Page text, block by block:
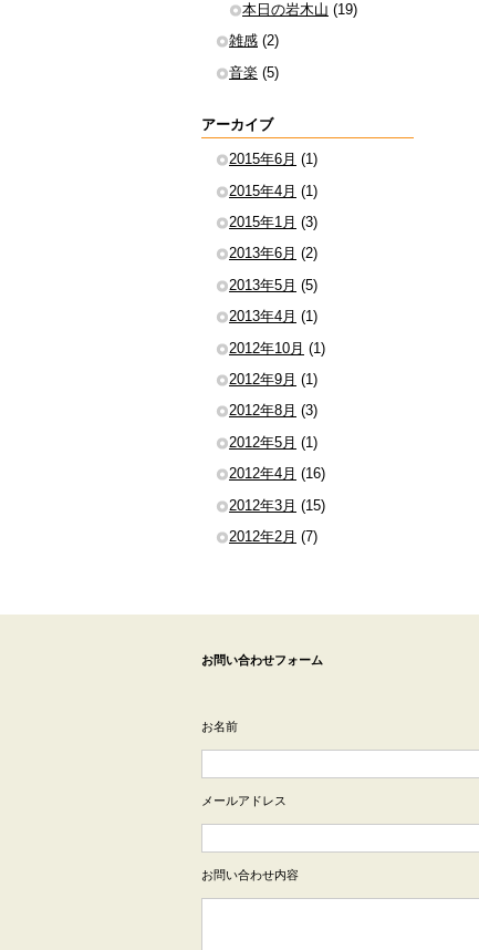
本日の岩木山 (19)
雑感 (2)
音楽 (5)
アーカイブ
2015年6月 (1)
2015年4月 (1)
2015年1月 (3)
2013年6月 (2)
2013年5月 (5)
2013年4月 (1)
2012年10月 (1)
2012年9月 (1)
2012年8月 (3)
2012年5月 (1)
2012年4月 (16)
2012年3月 (15)
2012年2月 (7)
お問い合わせフォーム
お名前
メールアドレス
お問い合わせ内容